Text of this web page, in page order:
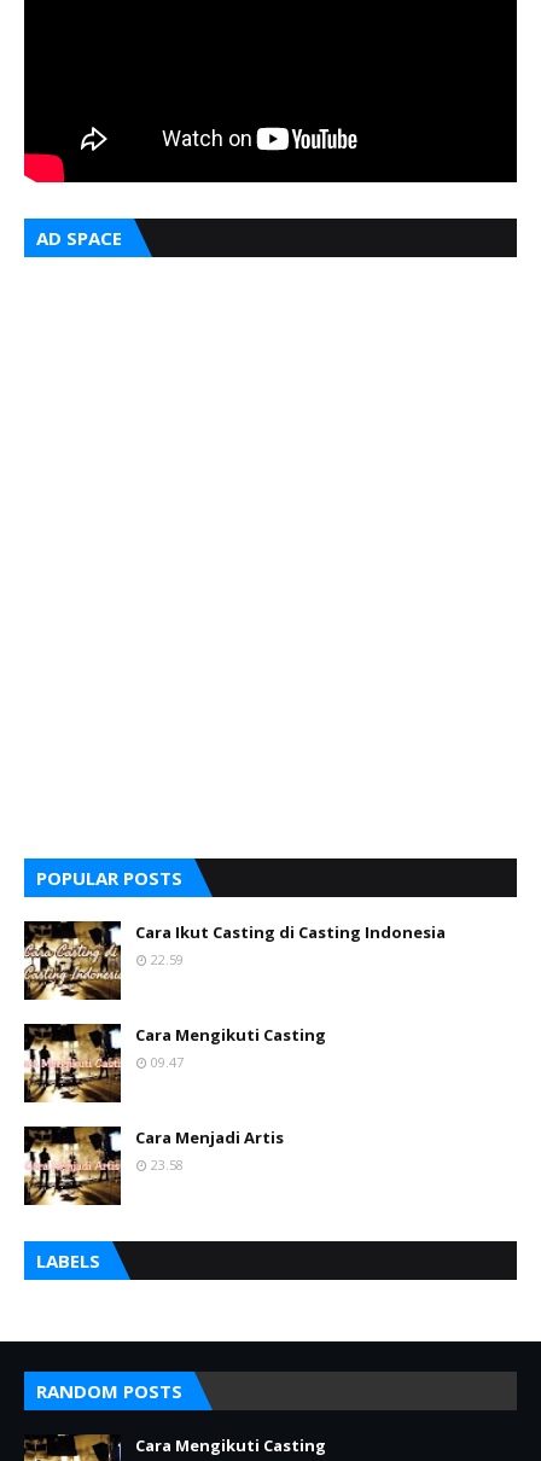
AD SPACE
POPULAR POSTS
Cara Ikut Casting di Casting Indonesia
22.59
Cara Mengikuti Casting
09.47
Cara Menjadi Artis
23.58
LABELS
RANDOM POSTS
Cara Mengikuti Casting